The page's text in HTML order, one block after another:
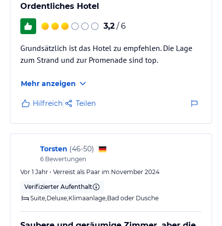
Ordentliches Hotel
3,2 / 6
Grundsätzlich ist das Hotel zu empfehlen. Die Lage
zum Strand und zur Promenade sind top.
Mehr anzeigen
Hilfreich Teilen
Torsten (46-50)
6 Bewertungen
Vor 1 Jahr • Verreist als Paar im November 2024
Verifizierter Aufenthalt
Suite,Deluxe,Klimaanlage,Bad oder Dusche